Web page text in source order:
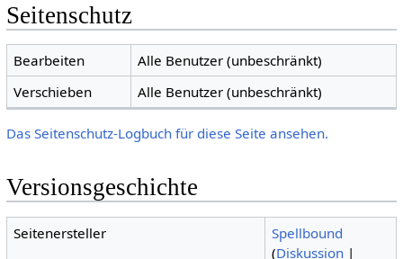
Seitenschutz
Bearbeiten
Alle Benutzer (unbeschränkt)
Verschieben
Alle Benutzer (unbeschränkt)
Das Seitenschutz-Logbuch für diese Seite ansehen.
Versionsgeschichte
Seitenersteller
Spellbound
(Diskussion |